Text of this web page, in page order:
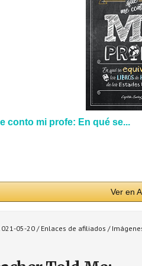
conto mi profe: En qué se...
Ver en
05-20 / Enlaces de afiliados /